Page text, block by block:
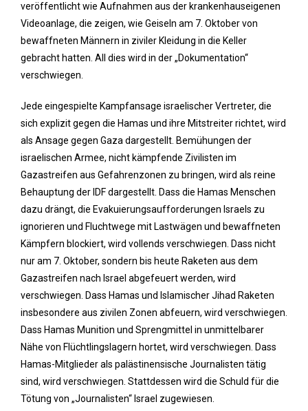
veröffentlicht wie Aufnahmen aus der krankenhauseigenen
Videoanlage, die zeigen, wie Geiseln am 7. Oktober von
bewaffneten Männern in ziviler Kleidung in die Keller
gebracht hatten. All dies wird in der „Dokumentation“
verschwiegen.
Jede eingespielte Kampfansage israelischer Vertreter, die
sich explizit gegen die Hamas und ihre Mitstreiter richtet, wird
als Ansage gegen Gaza dargestellt. Bemühungen der
israelischen Armee, nicht kämpfende Zivilisten im
Gazastreifen aus Gefahrenzonen zu bringen, wird als reine
Behauptung der IDF dargestellt. Dass die Hamas Menschen
dazu drängt, die Evakuierungsaufforderungen Israels zu
ignorieren und Fluchtwege mit Lastwägen und bewaffneten
Kämpfern blockiert, wird vollends verschwiegen. Dass nicht
nur am 7. Oktober, sondern bis heute Raketen aus dem
Gazastreifen nach Israel abgefeuert werden, wird
verschwiegen. Dass Hamas und Islamischer Jihad Raketen
insbesondere aus zivilen Zonen abfeuern, wird verschwiegen.
Dass Hamas Munition und Sprengmittel in unmittelbarer
Nähe von Flüchtlingslagern hortet, wird verschwiegen. Dass
Hamas-Mitglieder als palästinensische Journalisten tätig
sind, wird verschwiegen. Stattdessen wird die Schuld für die
Tötung von „Journalisten“ Israel zugewiesen.